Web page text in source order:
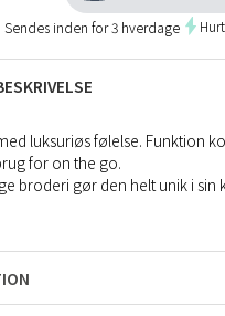
Sendes inden for 3 hverdage
luksuriøs følelse. Funktion
for on the go.
broderi gør den helt unik i sin